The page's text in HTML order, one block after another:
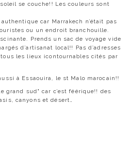
se couche!! Les couleurs sont
car Marrakech n’était pas
ou un endroit branchouille.
Prends un sac de voyage vide
d’artisanat local!! Pas d’adresses
les lieux icontournables cités par
à Essaouira, le st Malo marocain!!
grand sud" car c’est féérique!! des
canyons et désert…